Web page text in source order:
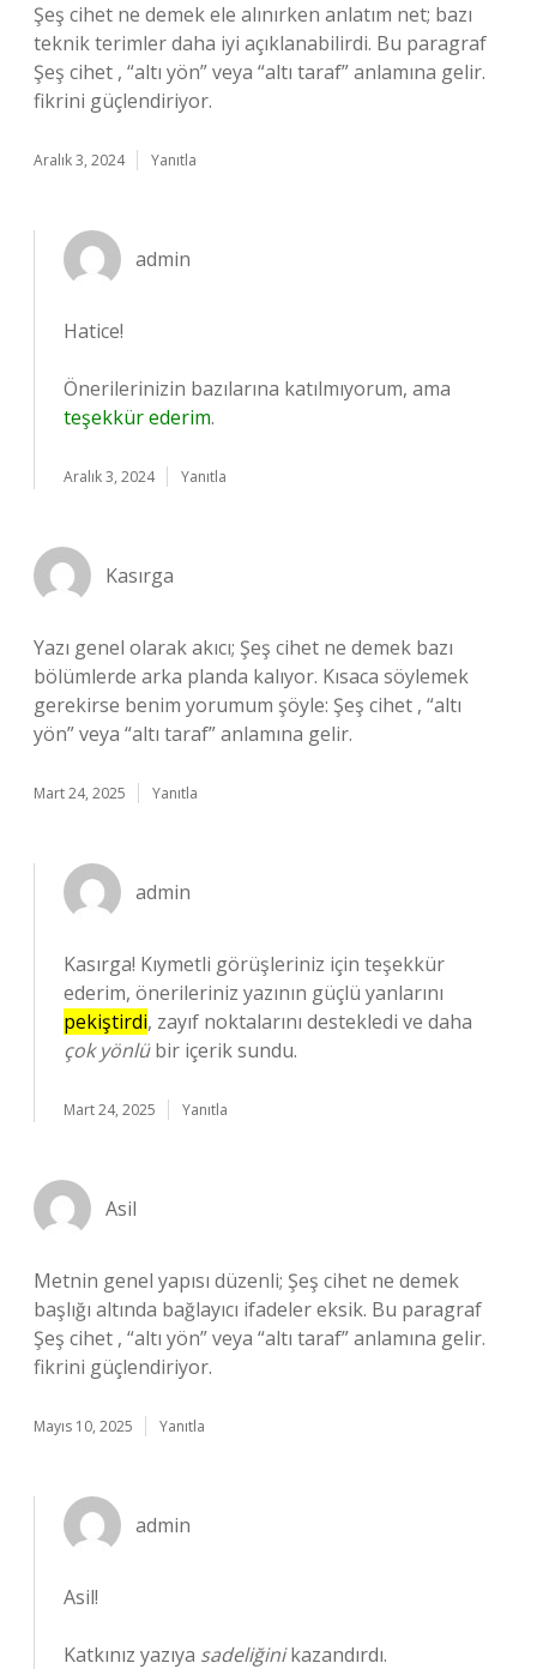
Şeş cihet ne demek ele alınırken anlatım net; bazı
teknik terimler daha iyi açıklanabilirdi. Bu paragraf
Şeş cihet , “altı yön” veya “altı taraf” anlamına gelir.
fikrini güçlendiriyor.
Aralık 3, 2024 Yanıtla
admin
Hatice!
Önerilerinizin bazılarına katılmıyorum, ama
teşekkür ederim.
Aralık 3, 2024 Yanıtla
Kasırga
Yazı genel olarak akıcı; Şeş cihet ne demek bazı
bölümlerde arka planda kalıyor. Kısaca söylemek
gerekirse benim yorumum şöyle: Şeş cihet , “altı
yön” veya “altı taraf” anlamına gelir.
Mart 24, 2025 Yanıtla
admin
Kasırga! Kıymetli görüşleriniz için teşekkür
ederim, önerileriniz yazının güçlü yanlarını
pekiştirdi, zayıf noktalarını destekledi ve daha
çok yönlübir içerik sundu.
Mart 24, 2025 Yanıtla
Asil
Metnin genel yapısı düzenli; Şeş cihet ne demek
başlığı altında bağlayıcı ifadeler eksik. Bu paragraf
Şeş cihet , “altı yön” veya “altı taraf” anlamına gelir.
fikrini güçlendiriyor.
Mayıs 10, 2025 Yanıtla
admin
Asil!
Katkınız yazıya sadeliğinikazandırdı.